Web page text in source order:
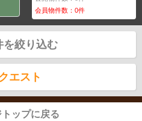
会員物件数：0件
を絞り込む
エスト
ップに戻る